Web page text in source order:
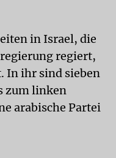
in Israel, die
regiert,
In ihr sind sieben
zum linken
arabische Partei